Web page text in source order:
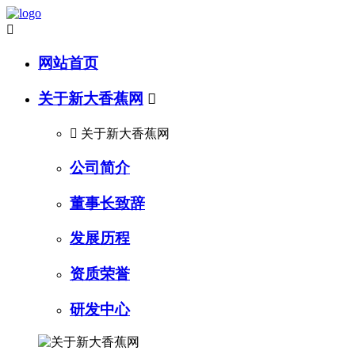

网站首页
关于新大香蕉网 
 关于新大香蕉网
公司简介
董事长致辞
发展历程
资质荣誉
研发中心